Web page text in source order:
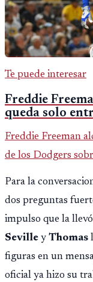
Te puede interesar
Freddie
queda solo
Freddie Freeman
de los Dodgers
como el único
Ligas.
Para la
dos preguntas
impulso que la
Seville y Thomas
figuras en un
oficial ya hizo su